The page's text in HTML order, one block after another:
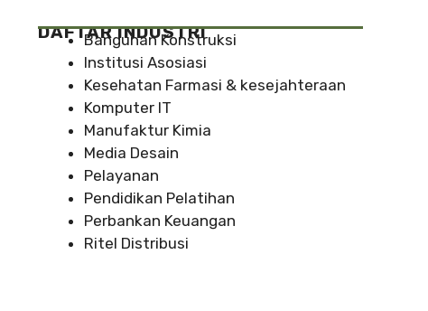
DAFTAR INDUSTRI
Bangunan Konstruksi
Institusi Asosiasi
Kesehatan Farmasi & kesejahteraan
Komputer IT
Manufaktur Kimia
Media Desain
Pelayanan
Pendidikan Pelatihan
Perbankan Keuangan
Ritel Distribusi